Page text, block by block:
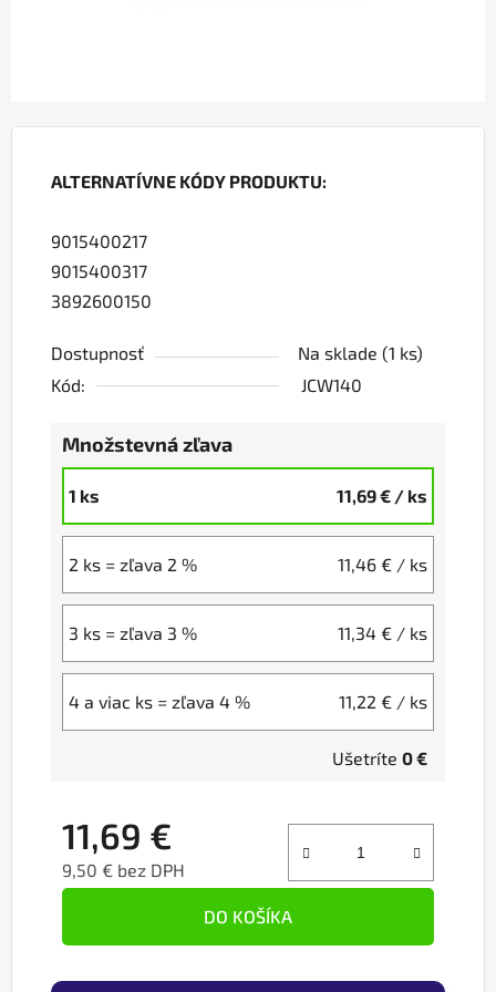
ALTERNATÍVNE KÓDY PRODUKTU:
9015400217
9015400317
3892600150
Dostupnosť Na sklade (1 ks)
Kód:
JCW140
Množstevná zľava
1 ks 11,69 € / ks
2 ks = zľava 2 % 11,46 € / ks
3 ks = zľava 3 % 11,34 € / ks
4 a viac ks = zľava 4 % 11,22 € / ks
Ušetríte 0 €
11,69 €
9,50 € bez DPH
DO KOŠÍKA